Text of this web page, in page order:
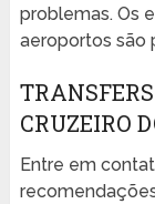
problemas. Os
aeroportos são
CRUZEIRO
Entre em